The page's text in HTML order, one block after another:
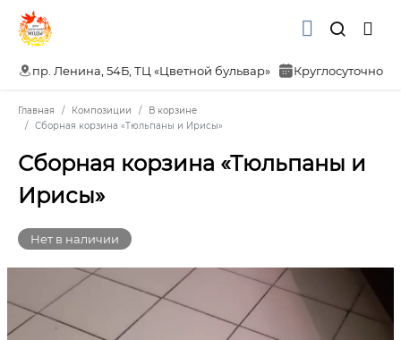
пр. Ленина, 54Б, ТЦ «Цветной бульвар» Круглосуточно
Главная Композиции
В корзине
Сборная корзина «Тюльпаны и Ирисы»
Сборная корзина «Тюльпаны и
Ирисы»
Нет в наличии